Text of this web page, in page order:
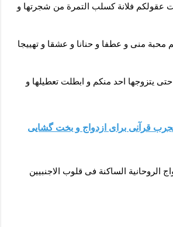
عقولکم فلانة کسلب التمرة من شجرتها و
محبة منی و عطفا و حنانا و عشقا و تهییجا
حتی یتزوجها احد منکم و ابطلت تعطیلها و
قرآنی برای ازدواج و بخت گشایی
الروحانیة الساکنة فی قلوب الاجنبیین